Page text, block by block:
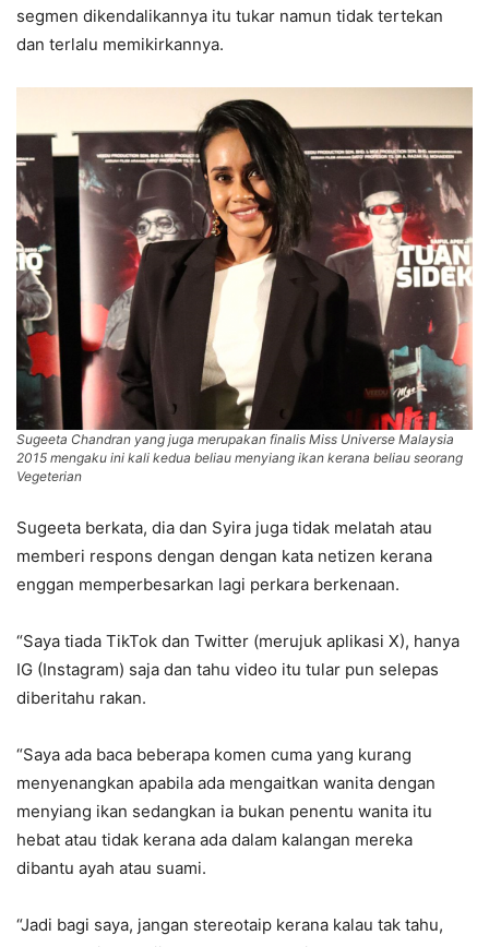
segmen dikendalikannya itu tukar namun tidak tertekan
dan terlalu memikirkannya.
Sugeeta Chandran yang juga merupakan finalis Miss Universe Malaysia
2015 mengaku ini kali kedua beliau menyiang ikan kerana beliau seorang
Vegeterian
Sugeeta berkata, dia dan Syira juga tidak melatah atau
memberi respons dengan dengan kata netizen kerana
enggan memperbesarkan lagi perkara berkenaan.
“Saya tiada TikTok dan Twitter (merujuk aplikasi X), hanya
IG (Instagram) saja dan tahu video itu tular pun selepas
diberitahu rakan.
“Saya ada baca beberapa komen cuma yang kurang
menyenangkan apabila ada mengaitkan wanita dengan
menyiang ikan sedangkan ia bukan penentu wanita itu
hebat atau tidak kerana ada dalam kalangan mereka
dibantu ayah atau suami.
“Jadi bagi saya, jangan stereotaip kerana kalau tak tahu,